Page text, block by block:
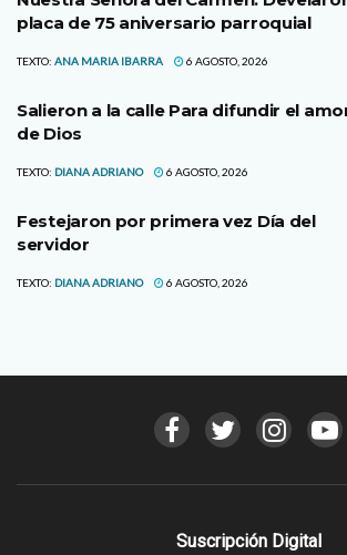
placa de 75 aniversario parroquial
TEXTO: ANA MARIA IBARRA 6 AGOSTO, 2026
Salieron a la calle Para difundir el
de Dios
TEXTO: DIANA ADRIANO 6 AGOSTO, 2026
Festejaron por primera vez Día del
servidor
TEXTO: DIANA ADRIANO 6 AGOSTO, 2026
Suscripción Digital